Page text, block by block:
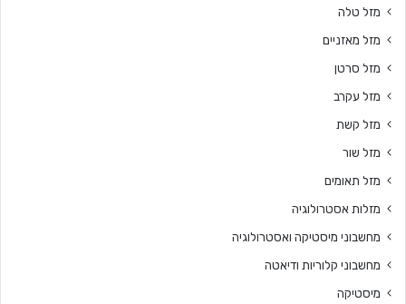
מזל טלה
מזל מאזניים
מזל סרטן
מזל עקרב
מזל קשת
מזל שור
מזל תאומים
מזלות אסטרולוגיה
מחשבוני מיסטיקה ואסטרולוגיה
מחשבוני קלוריות ודיאטה
מיסטיקה